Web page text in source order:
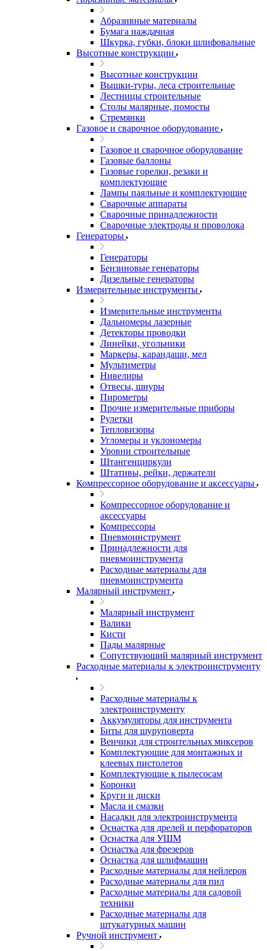
Абразивные материалы
Бумага наждачная
Шкурка, губки, блоки шлифовальные
Высотные конструкции
Высотные конструкции
Вышки-туры, леса строительные
Лестницы строительные
Столы малярные, помосты
Стремянки
Газовое и сварочное оборудование
Газовое и сварочное оборудование
Газовые баллоны
Газовые горелки, резаки и
комплектующие
Лампы паяльные и комплектующие
Сварочные аппараты
Сварочные принадлежности
Сварочные электроды и проволока
Генераторы
Генераторы
Бензиновые генераторы
Дизельные генераторы
Измерительные инструменты
Измерительные инструменты
Дальномеры лазерные
Детекторы проводки
Линейки, угольники
Маркеры, карандаши, мел
Мультиметры
Нивелиры
Отвесы, шнуры
Пирометры
Прочие измерительные приборы
Рулетки
Тепловизоры
Угломеры и уклономеры
Уровни строительные
Штангенциркули
Штативы, рейки, держатели
Компрессорное оборудование и аксессуары
Компрессорное оборудование и
аксессуары
Компрессоры
Пневмоинструмент
Принадлежности для
пневмоинструмента
Расходные материалы для
пневмоинструмента
Малярный инструмент
Малярный инструмент
Валики
Кисти
Пады малярные
Сопутствующий малярный инструмент
Расходные материалы к электроинструменту
Расходные материалы к
электроинструменту
Аккумуляторы для инструмента
Биты для шуруповерта
Венчики для строительных миксеров
Комплектующие для монтажных и
клеевых пистолетов
Комплектующие к пылесосам
Коронки
Круги и диски
Масла и смазки
Насадки для электроинструмента
Оснастка для дрелей и перфораторов
Оснастка для УШМ
Оснастка для фрезеров
Оснастка для шлифмашин
Расходные материалы для нейлеров
Расходные материалы для пил
Расходные материалы для садовой
техники
Расходные материалы для
штукатурных машин
Ручной инструмент